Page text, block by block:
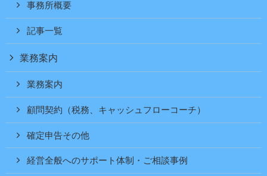
事務所概要
記事一覧
業務案内
業務案内
顧問契約（税務、キャッシュフローコーチ）
確定申告その他
経営全般へのサポート体制・ご相談事例